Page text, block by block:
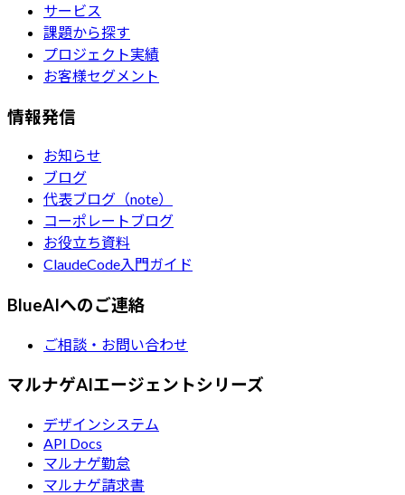
サービス
課題から探す
プロジェクト実績
お客様セグメント
情報発信
お知らせ
ブログ
代表ブログ（note）
コーポレートブログ
お役立ち資料
ClaudeCode入門ガイド
BlueAIへのご連絡
ご相談・お問い合わせ
マルナゲAIエージェントシリーズ
デザインシステム
API Docs
マルナゲ勤怠
マルナゲ請求書